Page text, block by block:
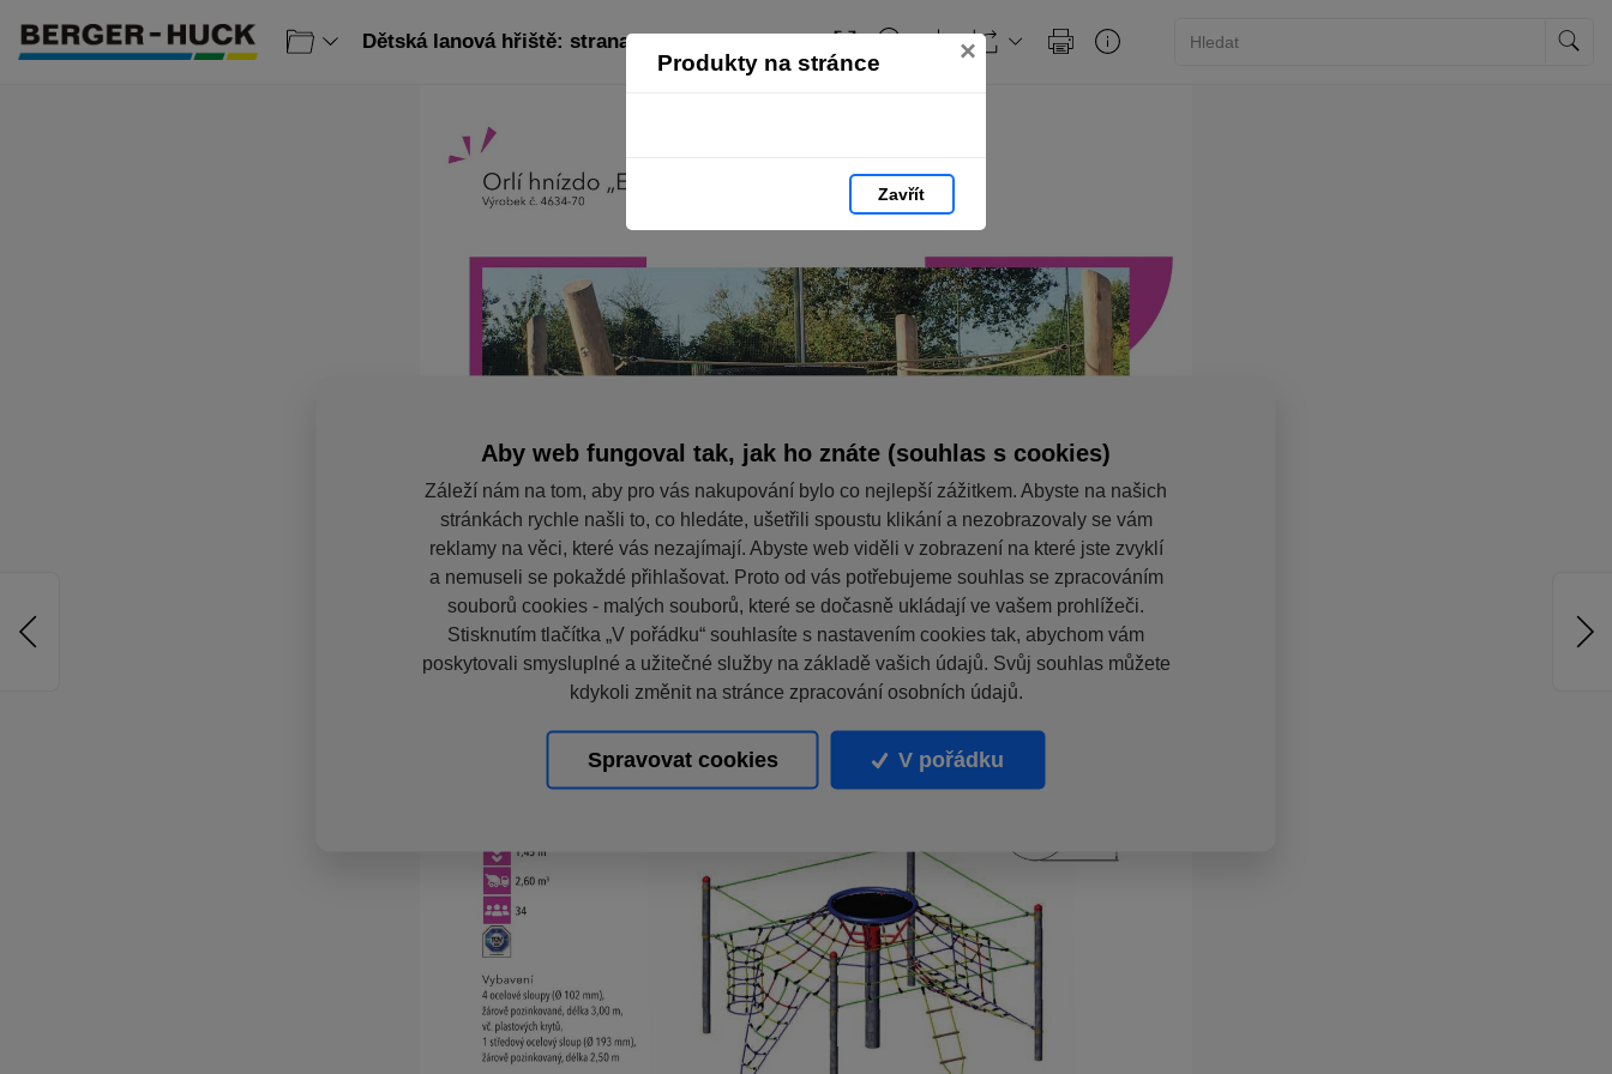
Produkty na stránce ×
Zavřít
Dětská lanová hřiště: strana 70
Aby web fungoval tak, jak ho znáte (souhlas s cookies)
Záleží nám na tom, aby pro vás nakupování bylo co nejlepší zážitkem. Abyste na našich
stránkách rychle našli to, co hledáte, ušetřili spoustu klikání a nezobrazovaly se vám
reklamy na věci, které vás nezajímají. Abyste web viděli v zobrazení na které jste zvyklí
a nemuseli se pokaždé přihlašovat. Proto od vás potřebujeme souhlas se zpracováním
souborů cookies - malých souborů, které se dočasně ukládají ve vašem prohlížeči.
Stisknutím tlačítka „V pořádku“ souhlasíte s nastavením cookies tak, abychom vám
poskytovali smysluplné a užitečné služby na základě vašich údajů. Svůj souhlas můžete
kdykoli změnit na stránce zpracování osobních údajů.
Spravovat cookies V pořádku